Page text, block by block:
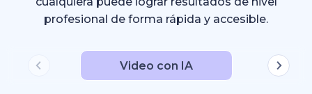
profesional de forma rápida y accesible.
Video con IA